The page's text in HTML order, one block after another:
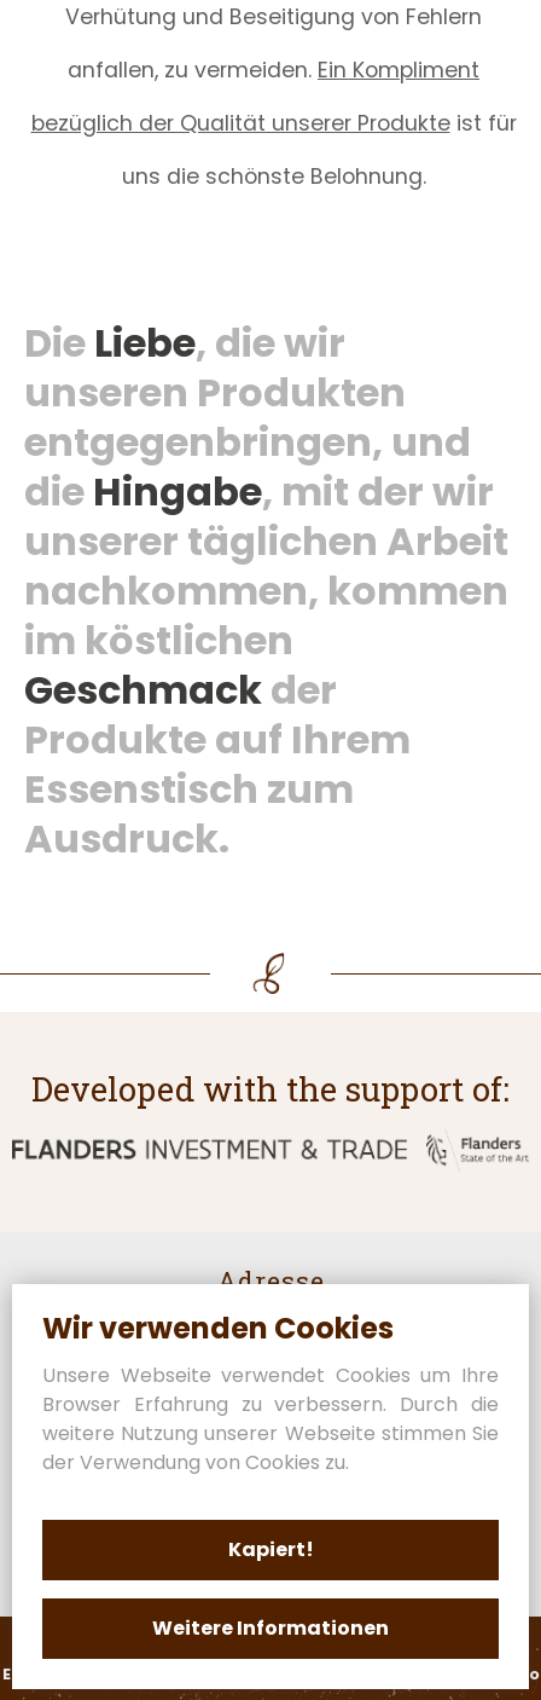
Verhütung und Beseitigung von Fehlern
anfallen, zu vermeiden. Ein Kompliment
bezüglich der Qualität unserer Produkteist für
uns die schönste Belohnung.
Die Liebe, die wir
unseren Produkten
entgegenbringen, und
die Hingabe, mit der wir
unserer täglichen Arbeit
nachkommen, kommen
im köstlichen
Geschmackder
Produkte auf Ihrem
Essenstisch zum
Ausdruck.
Developed with the support of:
Adresse
Rijselstraat 82
Belgien
Kontakt
+32 (0) 57 44 49 98
Erklärung zum Cookies
Site by Plenso
Wir verwenden Cookies
Unsere Webseite verwendet Cookies um Ihre
Browser Erfahrung zu verbessern. Durch die
weitere Nutzung unserer Webseite stimmen Sie
der Verwendung von Cookies zu.
Kapiert!
Weitere Informationen